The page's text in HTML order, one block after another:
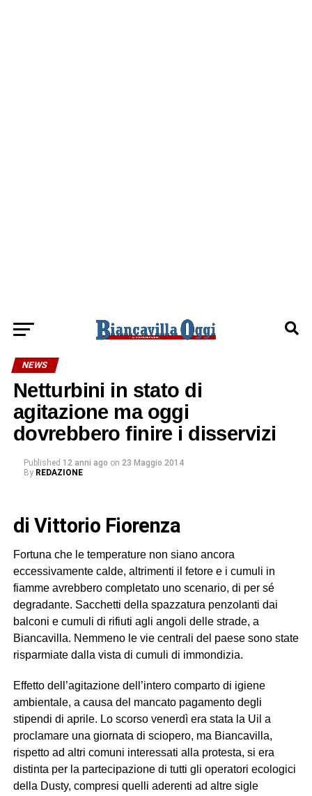
NEWS
Netturbini in stato di
agitazione ma oggi
dovrebbero finire i disservizi
Published 12 anni ago on 23 Maggio 2014
By REDAZIONE
di Vittorio Fiorenza
Fortuna che le temperature non siano ancora
eccessivamente calde, altrimenti il fetore e i cumuli in
fiamme avrebbero completato uno scenario, di per sé
degradante. Sacchetti della spazzatura penzolanti dai
balconi e cumuli di rifiuti agli angoli delle strade, a
Biancavilla. Nemmeno le vie centrali del paese sono state
risparmiate dalla vista di cumuli di immondizia.
Effetto dell’agitazione dell’intero comparto di igiene
ambientale, a causa del mancato pagamento degli
stipendi di aprile. Lo scorso venerdì era stata la Uil a
proclamare una giornata di sciopero, ma Biancavilla,
rispetto ad altri comuni interessati alla protesta, si era
distinta per la partecipazione di tutti gli operatori ecologici
della Dusty, compresi quelli aderenti ad altre sigle